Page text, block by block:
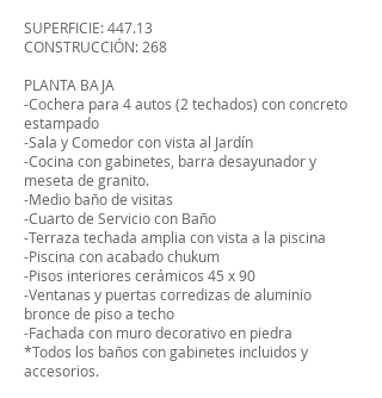
SUPERFICIE: 447.13
CONSTRUCCIÓN: 268
PLANTA BAJA
-Cochera para 4 autos (2 techados) con concreto
estampado
-Sala y Comedor con vista al Jardín
-Cocina con gabinetes, barra desayunador y
meseta de granito.
-Medio baño de visitas
-Cuarto de Servicio con Baño
-Terraza techada amplia con vista a la piscina
-Piscina con acabado chukum
-Pisos interiores cerámicos 45 x 90
-Ventanas y puertas corredizas de aluminio
bronce de piso a techo
-Fachada con muro decorativo en piedra
*Todos los baños con gabinetes incluidos y
accesorios.